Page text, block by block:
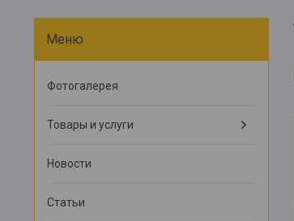
Фотогалерея
Товары и услуги
Новости
Статьи